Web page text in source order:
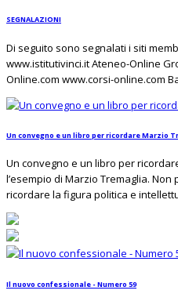
SEGNALAZIONI
Di seguito sono segnalati i siti
www.istitutivinci.it Ateneo-Online
Online.com www.corsi-online.com
Un convegno e un libro per ricordare Marzio
Un convegno e un libro per
l’esempio di Marzio Tremaglia.
ricordare la figura politica e
Il nuovo confessionale - Numero 59